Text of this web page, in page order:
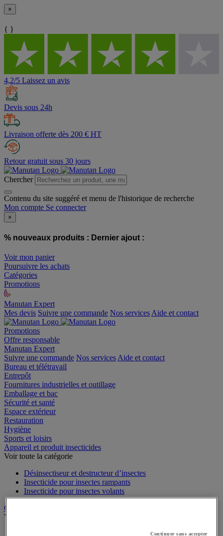
×
{ }
4,2/5 Laissez un avis
Devis sous 24h
Livraison offerte dès 200 € HT
Retour gratuit sous 30 jours
Chercher
Contenu du site suggéré et menu de l'historique de recherche
Mon compte Se connecter
×
% nouveaux produits : Dernier ajout :
Voir mon panier
Poursuivre les achats
Catégories
Promotions
Manutan Expert
offre reconditionnée
Mes devis Suivre une commande Nos services
Promotions
Offre responsable
Manutan Expert
Suivre une commande
Bureau et télétravail
Entrepôt
Fournitures industrielles et outillage
Emballage et bac
Sécurité et santé
Espace extérieur
Restauration
Hygiène
Sports et loisirs
Appareil et produit insecticides
Désinsectiseur et destructeur d’insectes
Insecticide pour insectes rampants
Insecticide pour insectes volants
Chariot à linge et armoire à linge
Continuer sans accepter